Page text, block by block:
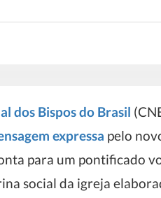
dos Bispos do Brasil
expressa pelo
para um pontificado
social da igreja